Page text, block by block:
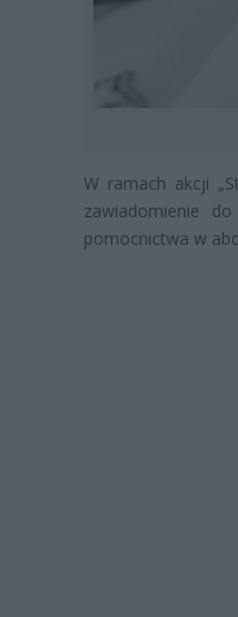
W ramach akcji
zawiadomienie
pomocnictwa w